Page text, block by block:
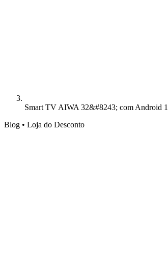
Smart TV AIWA 32&#8243; com Android
Blog • Loja do Desconto